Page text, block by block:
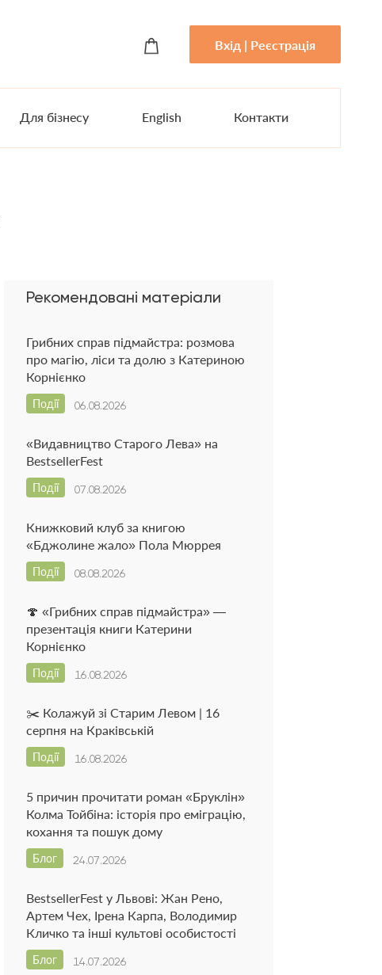
Вхід | Реєстрація
Для бізнесу English Контакти
Рекомендовані матеріали
Грибних справ підмайстра: розмова
про магію, ліси та долю з Катериною
Корнієнко
06.08.2026
Події
«Видавництво Старого Лева» на
BestsellerFest
07.08.2026
Події
Книжковий клуб за книгою
«Бджолине жало» Пола Мюррея
08.08.2026
Події
🍄 «Грибних справ підмайстра» —
презентація книги Катерини
Корнієнко
16.08.2026
Події
✂️ Колажуй зі Старим Левом | 16
серпня на Краківській
16.08.2026
Події
5 причин прочитати роман «Бруклін»
Колма Тойбіна: історія про еміграцію,
кохання та пошук дому
24.07.2026
Блог
BestsellerFest у Львові: Жан Рено,
Артем Чех, Ірена Карпа, Володимир
Кличко та інші культові особистості
14.07.2026
Блог